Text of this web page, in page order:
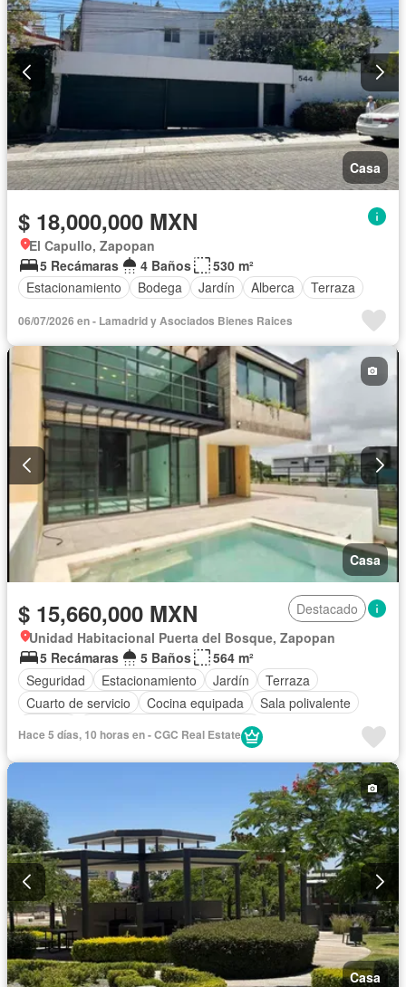
Casa
$ 18,000,000 MXN
El Capullo, Zapopan
5 Recámaras
4 Baños
530 m²
Estacionamiento
Bodega Jardín Alberca Terraza
06/07/2026 en - Lamadrid y Asociados Bienes Raices
Casa
$ 15,660,000 MXN
Destacado
Unidad Habitacional Puerta del Bosque, Zapopan
5 Recámaras
5 Baños
564 m²
Seguridad
Estacionamiento Jardín
Terraza
Cuarto de servicio
Cocina equipada
Sala polivalente
Circuito cerrado de televisión
Televisión por cable
Solo familias
Hace 5 días, 10 horas en - CGC Real Estate
Casa